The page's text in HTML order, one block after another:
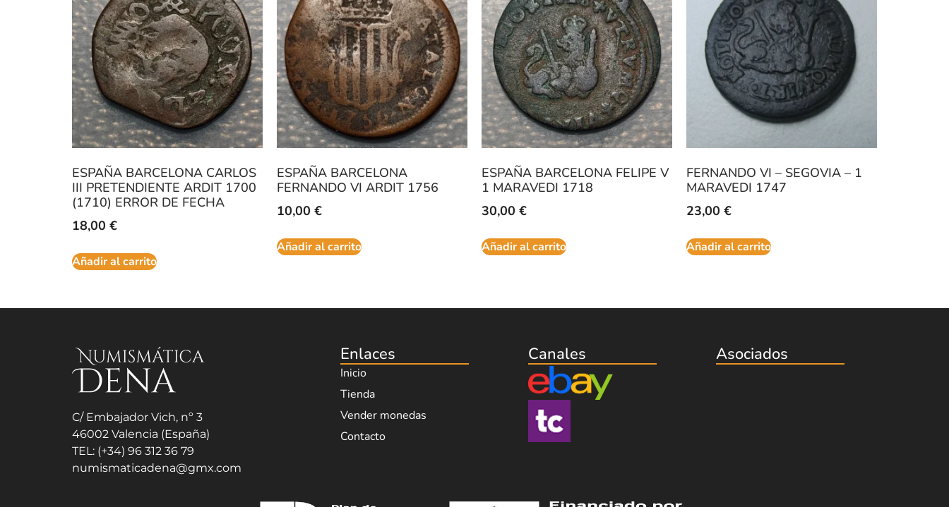
ESPAÑA BARCELONA CARLOS
III PRETENDIENTE ARDIT 1700
(1710) ERROR DE FECHA
18,00 €
Añadir al carrito
ESPAÑA BARCELONA
FERNANDO VI ARDIT 1756
10,00 €
Añadir al carrito
ESPAÑA BARCELONA FELIPE V
1 MARAVEDI 1718
30,00 €
Añadir al carrito
FERNANDO VI – SEGOVIA – 1
MARAVEDI 1747
23,00 €
Añadir al carrito
C/ Embajador Vich, nº 3
46002 Valencia (España)
TEL: (+34) 96 312 36 79
numismaticadena@gmx.com
Enlaces
Inicio
Tienda
Vender monedas
Contacto
Canales Asociados